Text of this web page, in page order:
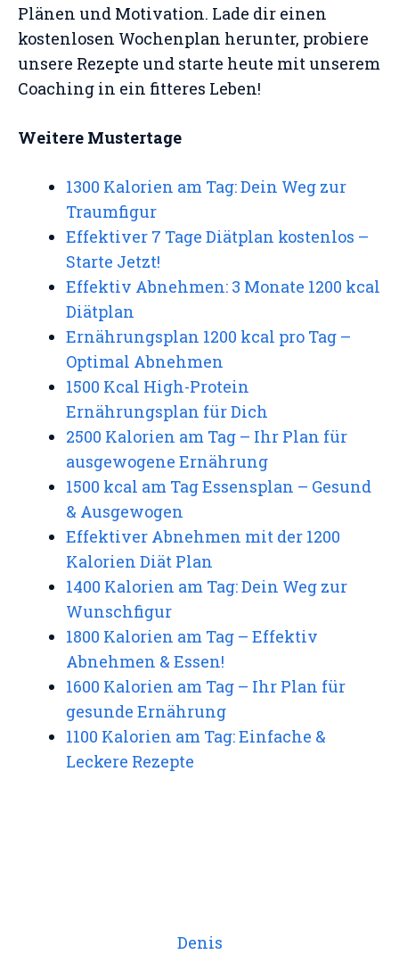
Plänen und Motivation. Lade dir einen
kostenlosen Wochenplan herunter, probiere
unsere Rezepte und starte heute mit unserem
Coaching in ein fitteres Leben!
Weitere Mustertage
1300 Kalorien am Tag: Dein Weg zur
Traumfigur
Effektiver 7 Tage Diätplan kostenlos –
Starte Jetzt!
Effektiv Abnehmen: 3 Monate 1200 kcal
Diätplan
Ernährungsplan 1200 kcal pro Tag –
Optimal Abnehmen
1500 Kcal High-Protein
Ernährungsplan für Dich
2500 Kalorien am Tag – Ihr Plan für
ausgewogene Ernährung
1500 kcal am Tag Essensplan – Gesund
& Ausgewogen
Effektiver Abnehmen mit der 1200
Kalorien Diät Plan
1400 Kalorien am Tag: Dein Weg zur
Wunschfigur
1800 Kalorien am Tag – Effektiv
Abnehmen & Essen!
1600 Kalorien am Tag – Ihr Plan für
gesunde Ernährung
1100 Kalorien am Tag: Einfache &
Leckere Rezepte
Denis